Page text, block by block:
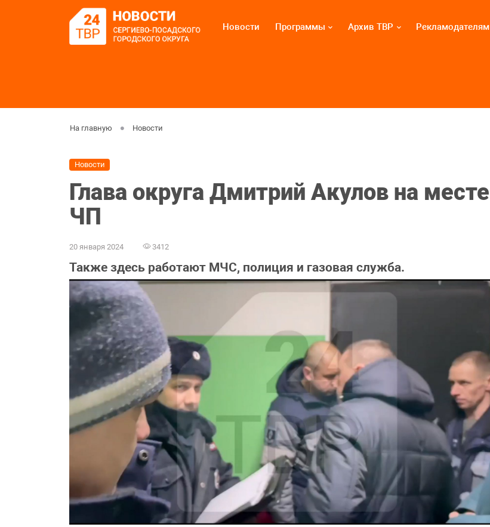
Новости Программы Архив ТВР Рекламодателям
На главную Новости
Новости
Глава округа Дмитрий Акулов на месте
ЧП
20 января 2024 3412
Также здесь работают МЧС, полиция и газовая служба.